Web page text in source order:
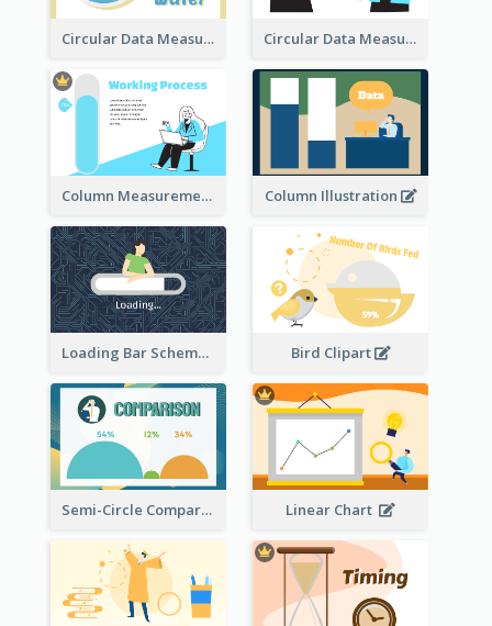
Circular Data Measurement Circular Data Measurement
Column Measurement clipart Column Illustration
Loading Bar Schematic Diagram Bird Clipart
Semi-Circle Comparison Linear Chart